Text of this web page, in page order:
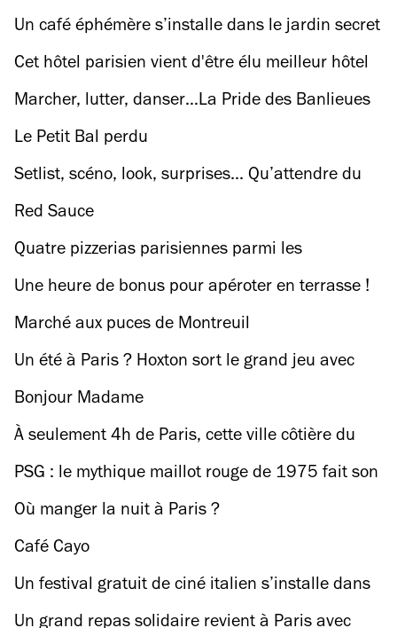
Blot
trois
Un café éphémère s’installe dans le jardin secret
du musée Marmottan Monet
Cet hôtel parisien vient d'être élu meilleur hôtel
du monde
Marcher, lutter, danser…La Pride des Banlieues
revient ce 7 juin
Le Petit Bal perdu
Setlist, scéno, look, surprises... Qu’attendre du
concert de Charli XCX à We Love Green ?
Red Sauce
Quatre pizzerias parisiennes parmi les
meilleures d’Europe
Une heure de bonus pour apéroter en terrasse !
Marché aux puces de Montreuil
Un été à Paris ? Hoxton sort le grand jeu avec
piscine, transats et cocktails
Bonjour Madame
À seulement 4h de Paris, cette ville côtière du
sud-ouest est la destination balnéaire
incontournable de l’été selon Time Out
PSG : le mythique maillot rouge de 1975 fait son
grand retour en édition limitée
Où manger la nuit à Paris ?
Café Cayo
Un festival gratuit de ciné italien s’installe dans
un cirque romain !
Un grand repas solidaire revient à Paris avec